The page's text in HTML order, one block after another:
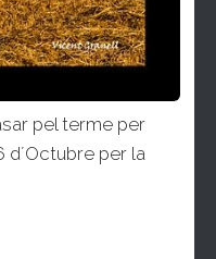
pel terme per
per la